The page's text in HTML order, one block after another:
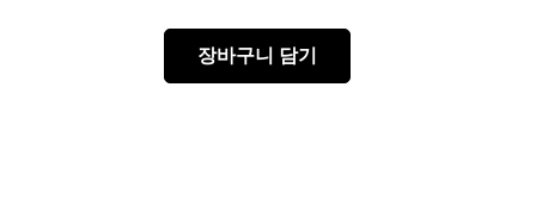
장바구니 담기